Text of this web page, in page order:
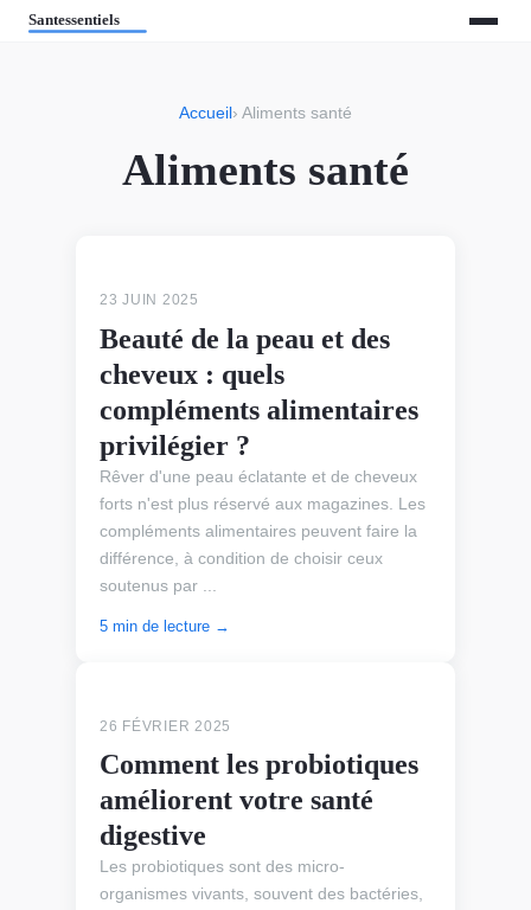
Accueil › Aliments santé
Aliments santé
23 JUIN 2025
Beauté de la peau et des
cheveux : quels
compléments alimentaires
privilégier ?
Rêver d'une peau éclatante et de cheveux
forts n'est plus réservé aux magazines. Les
compléments alimentaires peuvent faire la
différence, à condition de choisir ceux
soutenus par ...
5 min de lecture →
26 FÉVRIER 2025
Comment les probiotiques
améliorent votre santé
digestive
Les probiotiques sont des micro-
organismes vivants, souvent des bactéries,